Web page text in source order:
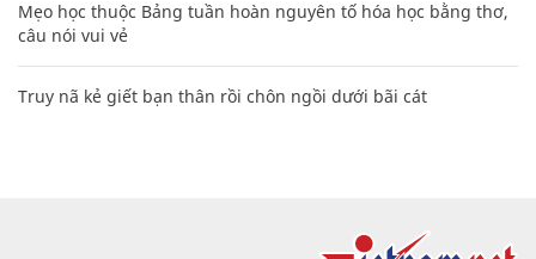
Mẹo học thuộc Bảng tuần hoàn nguyên tố hóa học bằng thơ,
câu nói vui vẻ
Truy nã kẻ giết bạn thân rồi chôn ngồi dưới bãi cát